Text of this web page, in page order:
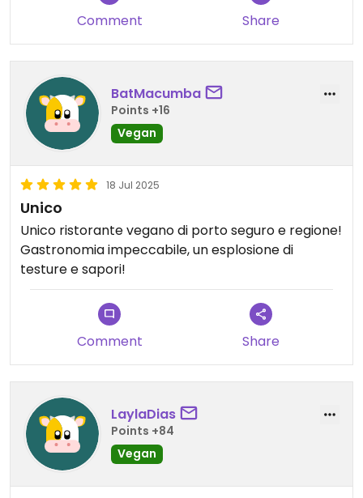
Comment Share
BatMacumba
Points +16
Vegan
18 Jul 2025
Unico
Unico ristorante vegano di porto seguro e regione!
Gastronomia impeccabile, un esplosione di
testure e sapori!
Comment Share
LaylaDias
Points +84
Vegan